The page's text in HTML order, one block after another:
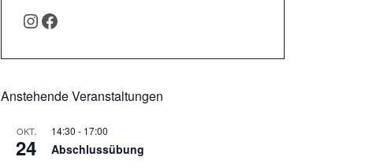
INSTAGRAM
FACEBOOK
Anstehende Veranstaltungen
OKT.
24
14:30 - 17:00
Abschlussübung